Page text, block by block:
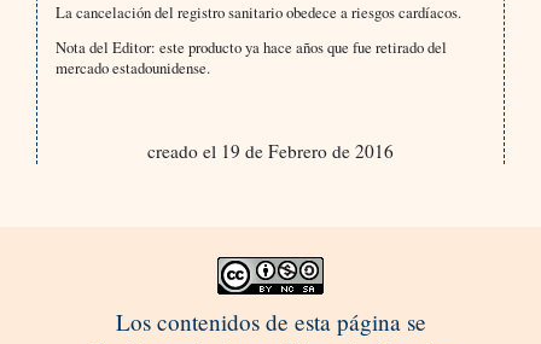
La cancelación del registro sanitario obedece a riesgos cardíacos.
Nota del Editor: este producto ya hace años que fue retirado del
mercado estadounidense.
creado el 19 de Febrero de 2016
Los contenidos de esta página se